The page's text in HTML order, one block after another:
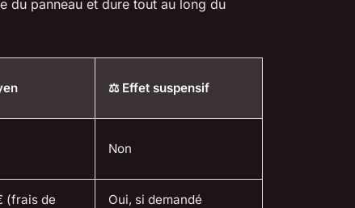
du panneau et dure tout au long du
⚖️ Effet suspensif
Non
(frais de
Oui, si demandé